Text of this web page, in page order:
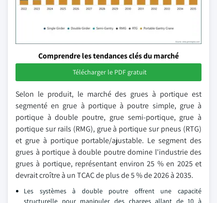
Comprendre les tendances clés du marché
Télécharger le PDF gratuit
Selon le produit, le marché des grues à portique est
segmenté en grue à portique à poutre simple, grue à
portique à double poutre, grue semi-portique, grue à
portique sur rails (RMG), grue à portique sur pneus (RTG)
et grue à portique portable/ajustable. Le segment des
grues à portique à double poutre domine l'industrie des
grues à portique, représentant environ 25 % en 2025 et
devrait croître à un TCAC de plus de 5 % de 2026 à 2035.
Les systèmes à double poutre offrent une capacité
structurelle pour manipuler des charges allant de 10 à